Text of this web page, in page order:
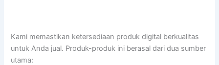
Kami memastikan ketersediaan produk digital berkualitas
untuk Anda jual. Produk-produk ini berasal dari dua sumber
utama: